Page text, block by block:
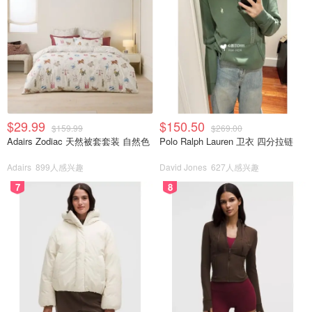
$29.99 $159.99
Adairs Zodiac 天然被套套装 自然色
Adairs 899人感兴趣
$150.50 $269.00
Polo Ralph Lauren 卫衣 四分拉链
David Jones 627人感兴趣
7 8